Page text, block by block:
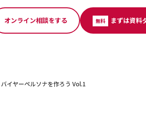
オンライン相談をする 無料 まずは資料
イヤーペルソナを作ろう Vol.1